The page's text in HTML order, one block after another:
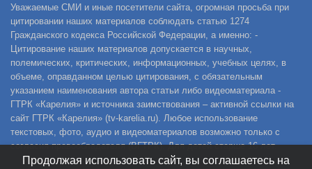
Уважаемые СМИ и иные посетители сайта, огромная просьба при
цитировании наших материалов соблюдать статью 1274
Гражданского кодекса Российской Федерации, а именно: -
Цитирование наших материалов допускается в научных,
полемических, критических, информационных, учебных целях, в
объеме, оправданном целью цитирования, с обязательным
указанием наименования автора статьи либо видеоматериала -
ГТРК «Карелия» и источника заимствования – активной ссылки на
сайт ГТРК «Карелия» (tv-karelia.ru). Любое использование
текстовых, фото, аудио и видеоматериалов возможно только с
согласия правообладателя (ВГТРК). Для детей старше 16 лет.
Продолжая использовать сайт, вы соглашаетесь на